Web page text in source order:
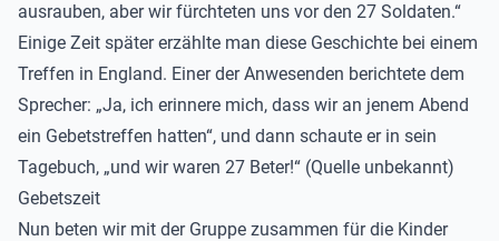
ausrauben, aber wir fürchteten uns vor den 27 Soldaten.“
Einige Zeit später erzählte man diese Geschichte bei einem
Treffen in England. Einer der Anwesenden berichtete dem
Sprecher: „Ja, ich erinnere mich, dass wir an jenem Abend
ein Gebetstreffen hatten“, und dann schaute er in sein
Tagebuch, „und wir waren 27 Beter!“ (Quelle unbekannt)
Gebetszeit
Nun beten wir mit der Gruppe zusammen für die Kinder